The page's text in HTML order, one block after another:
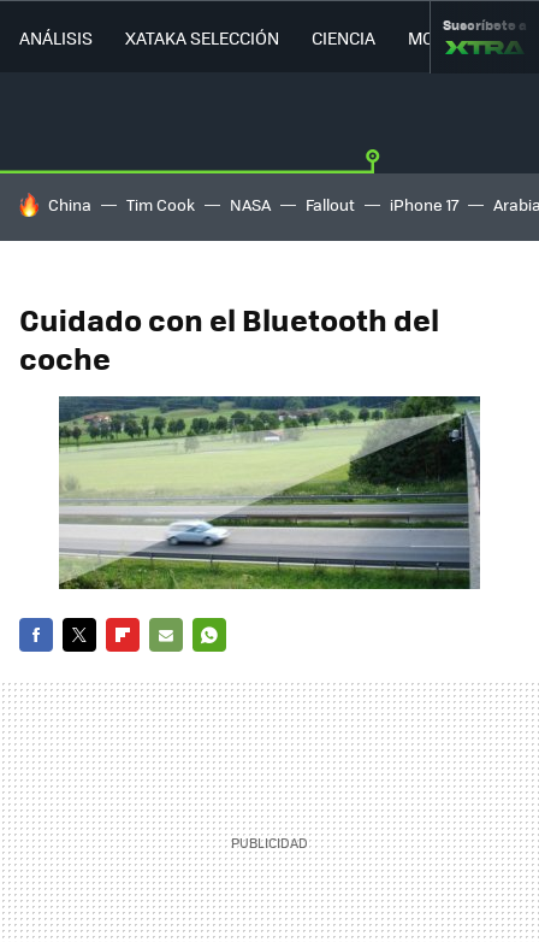
ANÁLISIS XATAKA SELECCIÓN CIENCIA MOVILIDAD
Suscríbete a
HOY SE HABLA DE
China Tim Cook NASA Fallout iPhone 17
Cuidado con el Bluetooth del
coche
MAIL